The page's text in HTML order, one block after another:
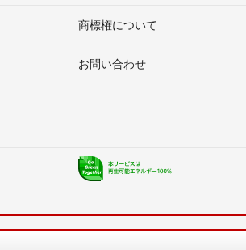
商標権について
お問い合わせ